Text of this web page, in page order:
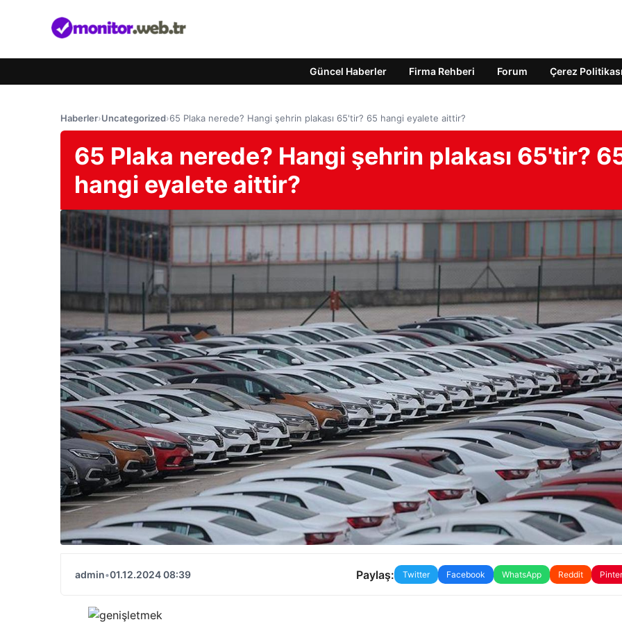
Güncel Haberler Firma Rehberi Forum Çerez Politikası
Haberler›Uncategorized›65 Plaka nerede? Hangi şehrin plakası 65'tir? 65 hangi eyalete aittir?
65 Plaka nerede? Hangi şehrin plakası 65'tir?
hangi eyalete aittir?
admin•01.12.2024 08:39 Paylaş: Twitter Facebook WhatsApp Reddit